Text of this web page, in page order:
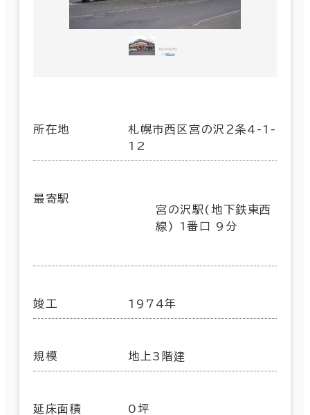
所在地
札幌市西区宮の沢２条4-1-
12
最寄駅
宮の沢駅(地下鉄東西
線) 1番口 9分
竣工 1974年
規模 地上3階建
延床面積 0坪